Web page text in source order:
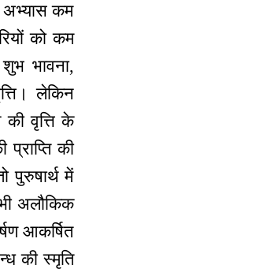
अभ्यास कम
को कम
भावना,
लेकिन
वृत्ति के
की
पुरुषार्थ में
अलौकिक
आकर्षित
की स्मृति